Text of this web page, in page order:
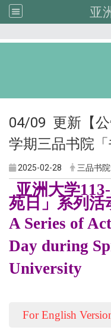
亚
04/09 更新【
学期三品书院
2025-02-28 三品书
亚洲大学
苑日」系列活
A Series of
Day during
University
For English